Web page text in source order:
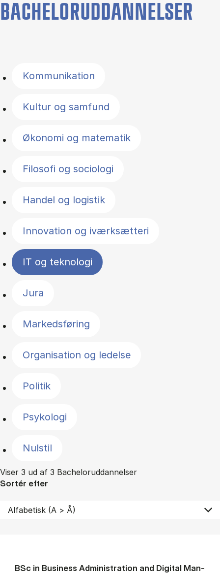
BACHELORUDDANNELSER
Kommunikation
Kultur og samfund
Økonomi og matematik
Filosofi og sociologi
Handel og logistik
Innovation og iværksætteri
IT og teknologi
Jura
Markedsføring
Organisation og ledelse
Politik
Psykologi
Nulstil
Viser 3 ud af 3 Bacheloruddannelser
Sortér efter
BSc in Busi­ness Ad­min­is­tra­tion and Di­git­al Man­